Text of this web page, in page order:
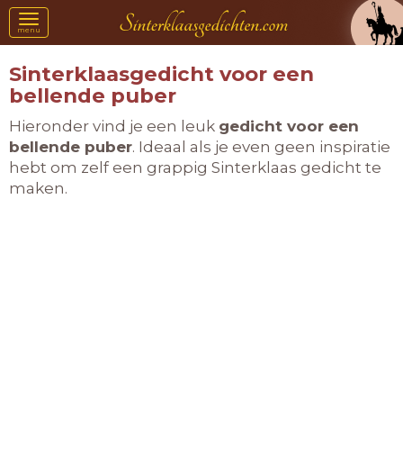
Toggle
navigation
menu
Sinterklaasgedicht voor een
bellende puber
Hieronder vind je een leuk gedicht voor een
bellende puber. Ideaal als je even geen inspiratie
hebt om zelf een grappig Sinterklaas gedicht te
maken.